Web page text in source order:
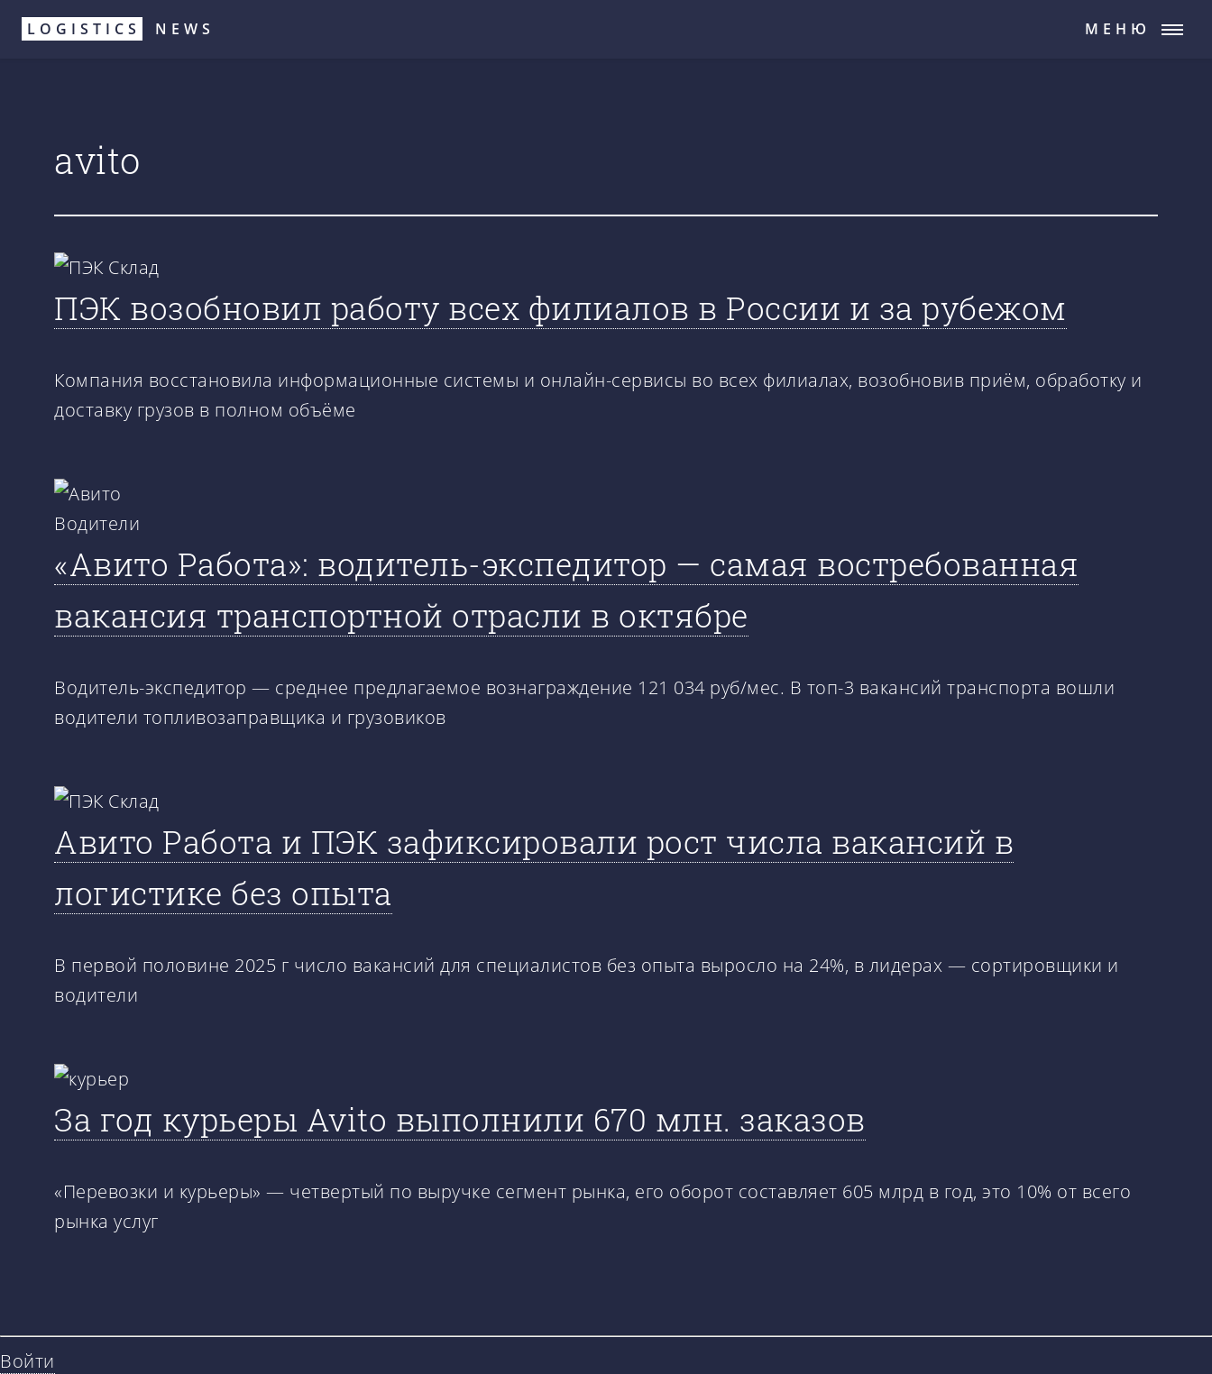
Перейти
LOGISTICS NEWS МЕНЮ
avito
ПЭК возобновил работу всех филиалов в России и за рубежом
Компания восстановила информационные системы и онлайн-сервисы во всех филиалах, возобновив приём, обработку и
доставку грузов в полном объёме
«Авито Работа»: водитель-экспедитор — самая востребованная
вакансия транспортной отрасли в октябре
Водитель-экспедитор — среднее предлагаемое вознаграждение 121 034 руб/мес. В топ-3 вакансий транспорта вошли
водители топливозаправщика и грузовиков
Авито Работа и ПЭК зафиксировали рост числа вакансий в
логистике без опыта
В первой половине 2025 г число вакансий для специалистов без опыта выросло на 24%, в лидерах — сортировщики и
водители
За год курьеры Avito выполнили 670 млн. заказов
«Перевозки и курьеры» — четвертый по выручке сегмент рынка, его оборот составляет 605 млрд в год, это 10% от всего
рынка услуг
Войти